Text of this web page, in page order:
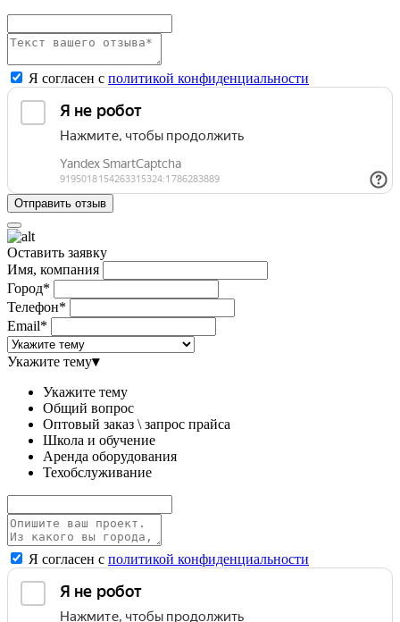
Я согласен с политикой конфиденциальности
Оставить заявку
Имя, компания
Город*
Телефон*
Email*
Укажите тему▾
Укажите тему
Общий вопрос
Оптовый заказ \ запрос прайса
Школа и обучение
Аренда оборудования
Техобслуживание
Я согласен с политикой конфиденциальности